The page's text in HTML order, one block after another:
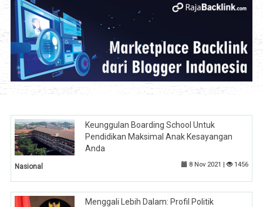
Keunggulan Boarding School Untuk
Pendidikan Maksimal Anak Kesayangan
Anda
Nasional 8 Nov 2021 | 1456
Menggali Lebih Dalam: Profil Politik